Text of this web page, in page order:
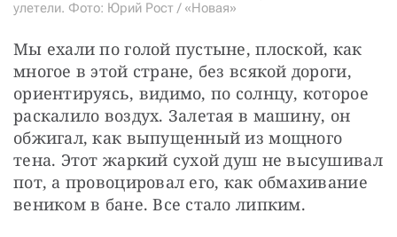
улетели. Фото: Юрий Рост / «Новая»
Мы ехали по голой пустыне, плоской, как
многое в этой стране, без всякой дороги,
ориентируясь, видимо, по солнцу, которое
раскалило воздух. Залетая в машину, он
обжигал, как выпущенный из мощного
тена. Этот жаркий сухой душ не высушивал
пот, а провоцировал его, как обмахивание
веником в бане. Все стало липким.